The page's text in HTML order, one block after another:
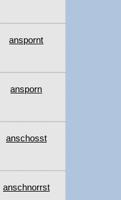
anspornt
ansporn
anschosst
anschnorrst